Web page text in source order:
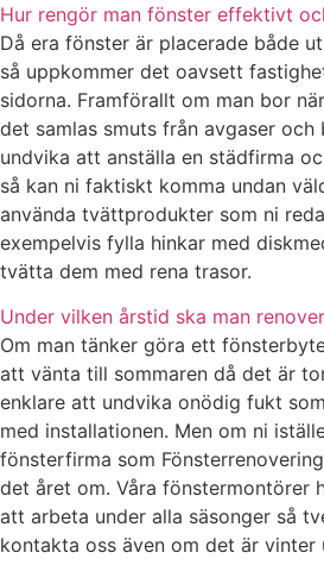
Hur rengör man fönster effektivt
Då era fönster är placerade både
så uppkommer det oavsett
sidorna. Framförallt om man bor
det samlas smuts från avgaser och
undvika att anställa en städfirma
så kan ni faktiskt komma undan
använda tvättprodukter som ni
exempelvis fylla hinkar med
tvätta dem med rena trasor.
Under vilken årstid ska man
Om man tänker göra ett
att vänta till sommaren då det är
enklare att undvika onödig fukt
med installationen. Men om ni
fönsterfirma som
det året om. Våra fönstermontörer
att arbeta under alla säsonger så
kontakta oss även om det är vinter